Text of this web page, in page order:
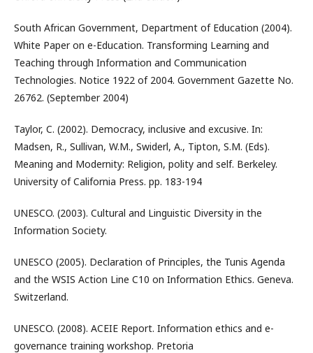
South African Government, Department of Education (2004).
White Paper on e-Education. Transforming Learning and
Teaching through Information and Communication
Technologies. Notice 1922 of 2004. Government Gazette No.
26762. (September 2004)
Taylor, C. (2002). Democracy, inclusive and excusive. In:
Madsen, R., Sullivan, W.M., Swiderl, A., Tipton, S.M. (Eds).
Meaning and Modernity: Religion, polity and self. Berkeley.
University of California Press. pp. 183-194
UNESCO. (2003). Cultural and Linguistic Diversity in the
Information Society.
UNESCO (2005). Declaration of Principles, the Tunis Agenda
and the WSIS Action Line C10 on Information Ethics. Geneva.
Switzerland.
UNESCO. (2008). ACEIE Report. Information ethics and e-
governance training workshop. Pretoria